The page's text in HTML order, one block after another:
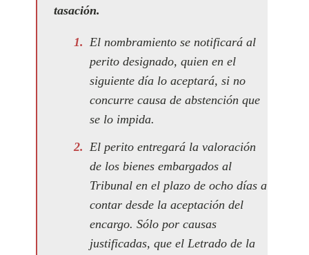
tasación.
El nombramiento se notificará al
perito designado, quien en el
siguiente día lo aceptará, si no
concurre causa de abstención que
se lo impida.
El perito entregará la valoración
de los bienes embargados al
Tribunal en el plazo de ocho días a
contar desde la aceptación del
encargo. Sólo por causas
justificadas, que el Letrado de la